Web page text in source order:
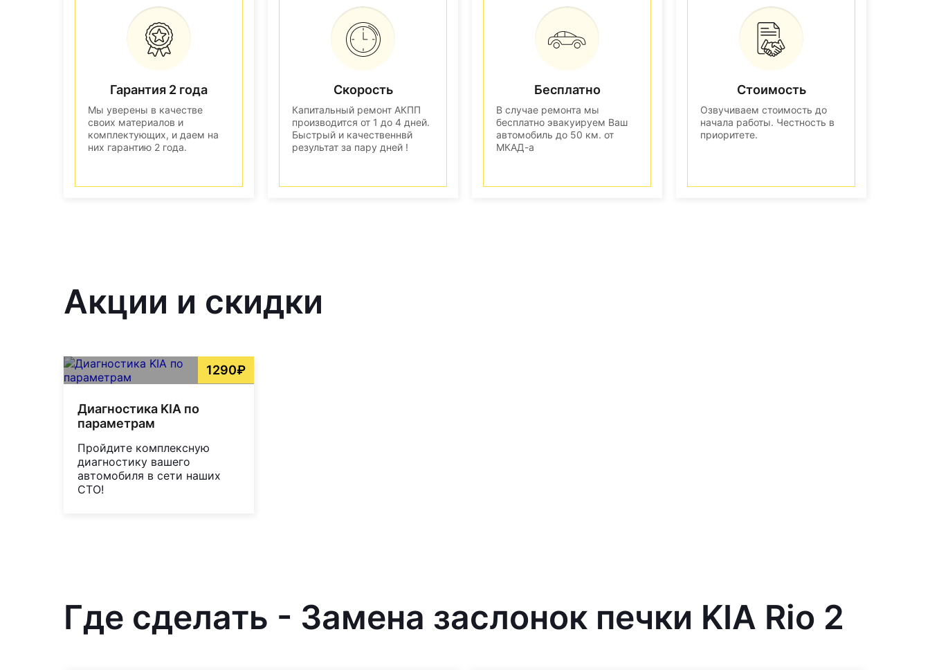
Гарантия 2 года
Мы уверены в качестве
своих материалов и
комплектующих, и даем на
них гарантию 2 года.
Скорость
Капитальный ремонт АКПП
производится от 1 до 4 дней.
Быстрый и качественнвй
результат за пару дней !
Бесплатно
В случае ремонта мы
бесплатно эвакуируем Ваш
автомобиль до 50 км. от
МКАД-а
Стоимость
Озвучиваем стоимость до
начала работы. Честность в
приоритете.
Акции и скидки
1290₽
Диагностика KIA по
параметрам
Пройдите комплексную
диагностику вашего
автомобиля в сети наших
СТО!
Где сделать - Замена заслонок печки KIA Rio 2